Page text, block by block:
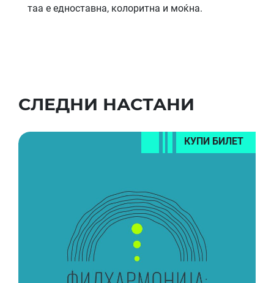
таа е едноставна, колоритна и моќна.
СЛЕДНИ НАСТАНИ
КУПИ БИЛЕТ